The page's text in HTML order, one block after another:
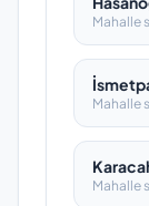
Mahalle
Mahalle
Mahalle